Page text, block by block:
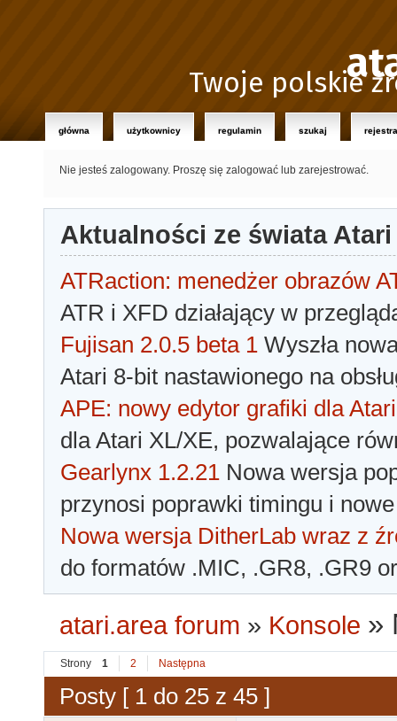
Twoje polskie
główna użytkownicy regulamin szukaj
Nie jesteś zalogowany. Proszę się zalogować lub zarejestrować.
Aktualności ze świata Atari
ATRaction: menedżer obrazów
ATR i XFD działający w
Fujisan 2.0.5 beta 1 Wyszła
Atari 8-bit nastawionego na
APE: nowy edytor grafiki dla Atari
dla Atari XL/XE, pozwalające
Gearlynx 1.2.21 Nowa wersja
przynosi poprawki timingu i
Nowa wersja DitherLab wraz z
do formatów .MIC, .GR8, .GR9
atari.area forum » Konsole »
Strony 1 2 Następna
Posty [ 1 do 25 z 45 ]